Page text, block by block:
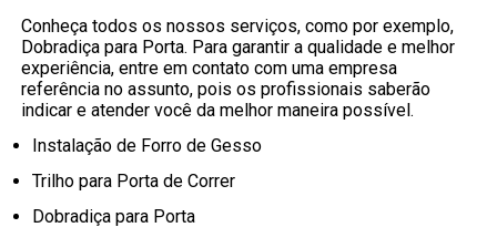
Conheça todos os nossos serviços, como por exemplo,
Dobradiça para Porta. Para garantir a qualidade e melhor
experiência, entre em contato com uma empresa
referência no assunto, pois os profissionais saberão
indicar e atender você da melhor maneira possível.
Instalação de Forro de Gesso
Trilho para Porta de Correr
Dobradiça para Porta